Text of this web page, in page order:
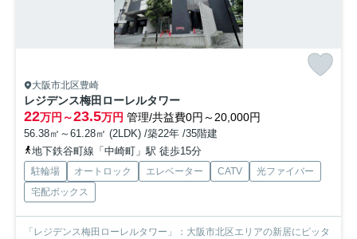
大阪市北区豊崎
レジデンス梅田ローレルタワー
22万円～23.5万円 管理/共益費0円～20,000円
56.38㎡～61.28㎡ (2LDK) /築22年 /35階建
地下鉄谷町線「中崎町」駅 徒歩15分
駐輪場 オートロック エレベーター CATV
光ファイバー
宅配ボックス
「レジデンス梅田ローレルタワー」：大阪市北区エリアの新居にピッタ